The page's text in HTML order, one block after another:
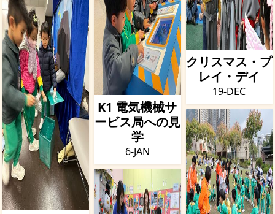
K1 電気機械サ
ービス局への見
学
6-JAN
クリスマス・プ
レイ・デイ
19-DEC